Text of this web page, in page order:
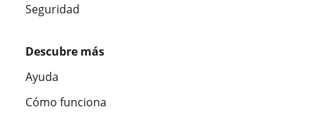
Seguridad
Descubre más
Ayuda
Cómo funciona